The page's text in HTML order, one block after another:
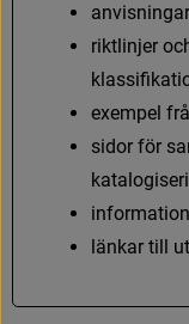
anvisningar
riktlinjer oc
klassifkati
exempel frå
sidor för sa
katalogiseri
information
länkar till ut